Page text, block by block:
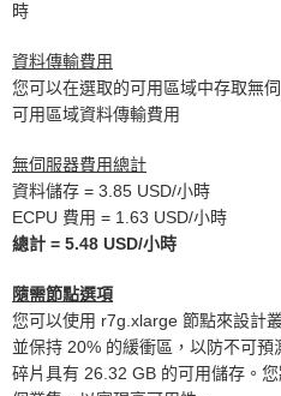
時
資料傳輸費用
您可以在選取的可用區域中存取無
可用區域資料傳輸費用
無伺服器費用總計
資料儲存 = 3.85 USD/小時
ECPU 費用 = 1.63 USD/小時
總計 = 5.48 USD/小時
隨需節點選項
您可以使用 r7g.xlarge 節點來設計
並保持 20% 的緩衝區，以防不可
碎片具有 26.32 GB 的可用儲存。